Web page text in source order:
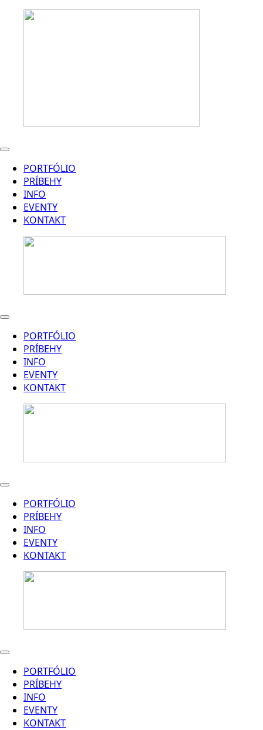
PORTFÓLIO
PRÍBEHY
INFO
EVENTY
KONTAKT
PORTFÓLIO
PRÍBEHY
INFO
EVENTY
KONTAKT
PORTFÓLIO
PRÍBEHY
INFO
EVENTY
KONTAKT
PORTFÓLIO
PRÍBEHY
INFO
EVENTY
KONTAKT